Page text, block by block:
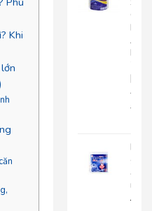
Khi
Lớn
An
|
AK703
Khăn
giấy
ăn
rút